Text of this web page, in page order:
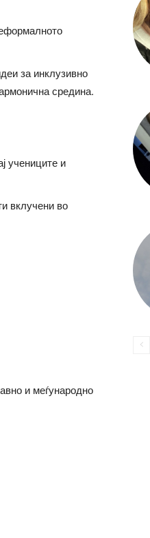
за инклузивно
средина.
учениците и
вклучени во
и меѓународно